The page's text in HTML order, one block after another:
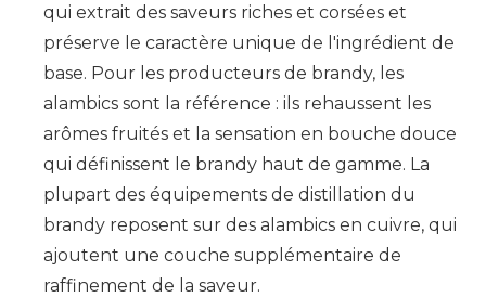
qui extrait des saveurs riches et corsées et
préserve le caractère unique de l'ingrédient de
base. Pour les producteurs de brandy, les
alambics sont la référence : ils rehaussent les
arômes fruités et la sensation en bouche douce
qui définissent le brandy haut de gamme. La
plupart des équipements de distillation du
brandy reposent sur des alambics en cuivre, qui
ajoutent une couche supplémentaire de
raffinement de la saveur.